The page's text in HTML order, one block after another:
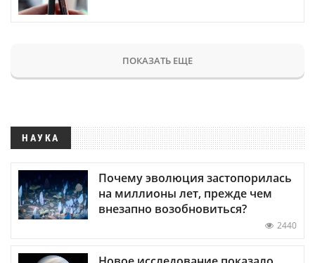
ПОКАЗАТЬ ЕЩЕ
НАУКА
Почему эволюция застопорилась
на миллионы лет, прежде чем
внезапно возобновиться?
2440